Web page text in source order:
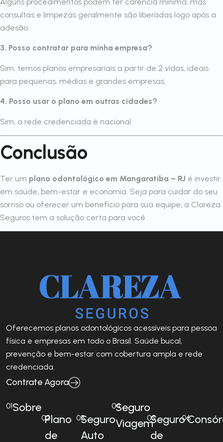
consultas e limpezas geralmente são liberadas logo após a
adesão.
3. Posso contratar para minha empresa?
Sim, temos planos empresariais a partir de 2 vidas, ideais
para pequenas, médias e grandes empresas.
4. Posso usar o plano em outras cidades?
Sim, a rede credenciada é nacional.
Conclusão
Ter um plano odontológico em Mangaratiba – RJ é investir
em saúde, bem-estar e economia. Seja para cuidar do seu
sorriso ou oferecer um benefício para sua equipe, a Clareza
Seguros tem a solução certa para você.
Oferecemos planos odontológicos acessíveis para pessoa
física e empresas em todo o Brasil. Saúde bucal,
prevenção e bem-estar com cobertura ampla e rede
credenciada.
Contrate Agora
01Sobre
02Plano
de
03Seguro
Auto
04Seguro
Viagem
05Seguro
de
06